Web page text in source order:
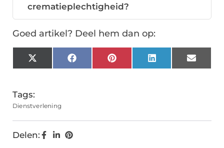
crematieplechtigheid?
Goed artikel? Deel hem dan op:
X
(Twitter)
FacebookPinterestLinkedInEmail
Tags:
Dienstverlening
Delen: